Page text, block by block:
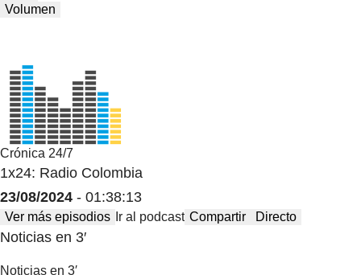
Volumen
Crónica 24/7
1x24: Radio Colombia
23/08/2024 - 01:38:13
Ver más episodios Ir al podcast Compartir Directo
Noticias en 3′
Noticias en 3′